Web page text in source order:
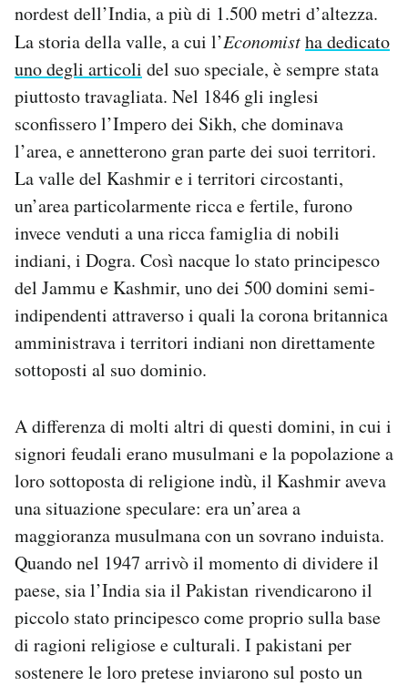
nordest dell’India, a più di 1.500 metri d’altezza.
La storia della valle, a cui l’Economistha dedicato
uno degli articoli del suo speciale, è sempre stata
piuttosto travagliata. Nel 1846 gli inglesi
sconfissero l’Impero dei Sikh, che dominava
l’area, e annetterono gran parte dei suoi territori.
La valle del Kashmir e i territori circostanti,
un’area particolarmente ricca e fertile, furono
invece venduti a una ricca famiglia di nobili
indiani, i Dogra. Così nacque lo stato principesco
del Jammu e Kashmir, uno dei 500 domini semi-
indipendenti attraverso i quali la corona britannica
amministrava i territori indiani non direttamente
sottoposti al suo dominio.
A differenza di molti altri di questi domini, in cui i
signori feudali erano musulmani e la popolazione a
loro sottoposta di religione indù, il Kashmir aveva
una situazione speculare: era un’area a
maggioranza musulmana con un sovrano induista.
Quando nel 1947 arrivò il momento di dividere il
paese, sia l’India sia il Pakistan rivendicarono il
piccolo stato principesco come proprio sulla base
di ragioni religiose e culturali. I pakistani per
sostenere le loro pretese inviarono sul posto un